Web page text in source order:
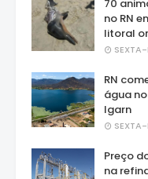
70
no RN
litoral
RN
água
Igarn
Preço
na